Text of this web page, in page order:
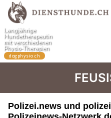
Polizei.news und